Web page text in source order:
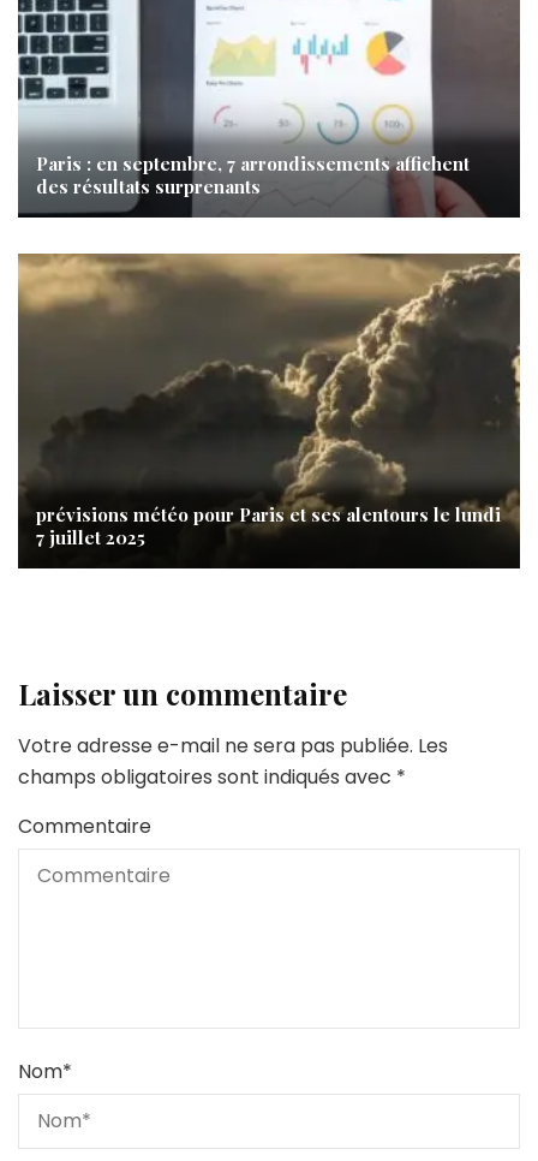
Paris : en septembre, 7 arrondissements affichent
des résultats surprenants
prévisions météo pour Paris et ses alentours le lundi
7 juillet 2025
Laisser un commentaire
Votre adresse e-mail ne sera pas publiée. Les
champs obligatoires sont indiqués avec *
Commentaire
Nom*